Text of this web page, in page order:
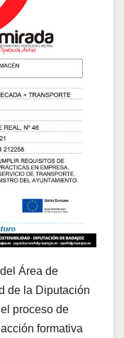
Área de
de la Diputación
proceso de
formativa